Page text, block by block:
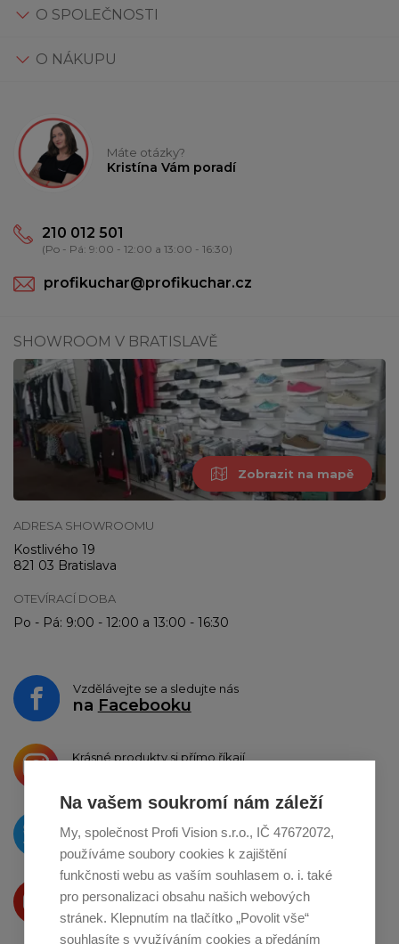
Na vašem soukromí nám záleží
My, společnost Profi Vision s.r.o., IČ 47672072,
používáme soubory cookies k zajištění
funkčnosti webu as vaším souhlasem o. i. také
pro personalizaci obsahu našich webových
stránek. Klepnutím na tlačítko „Povolit vše“
souhlasíte s využíváním cookies a předáním
O SPOLEČNOSTI
O NÁKUPU
Máte otázky?
Kristína Vám poradí
210 012 501
(Po - Pá: 9:00 - 12:00 a 13:00 - 16:30)
profikuchar@profikuchar.cz
SHOWROOM V BRATISLAVĚ
Zobrazit na mapě
ADRESA SHOWROOMU
Kostlivého 19
821 03 Bratislava
OTEVÍRACÍ DOBA
Po - Pá: 9:00 - 12:00 a 13:00 - 16:30
Vzdělávejte se a sledujte nás
na Facebooku
Krásné produkty si přímo říkají
O novinkách píšeme
naTwitteru
Produkty Vám představujeme
na Youtube